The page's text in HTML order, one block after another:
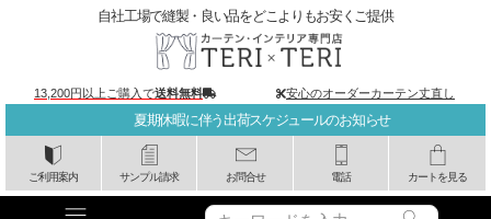
夏期休暇に伴う出荷スケジュールのお知らせ
ご利用案内 サンプル請求 お問合せ 電話 カートを見る
自社工場で縫製・良い品をどこよりもお安くご提供
13,200円以上ご購入で送料無料 安心のオーダーカーテン丈直し